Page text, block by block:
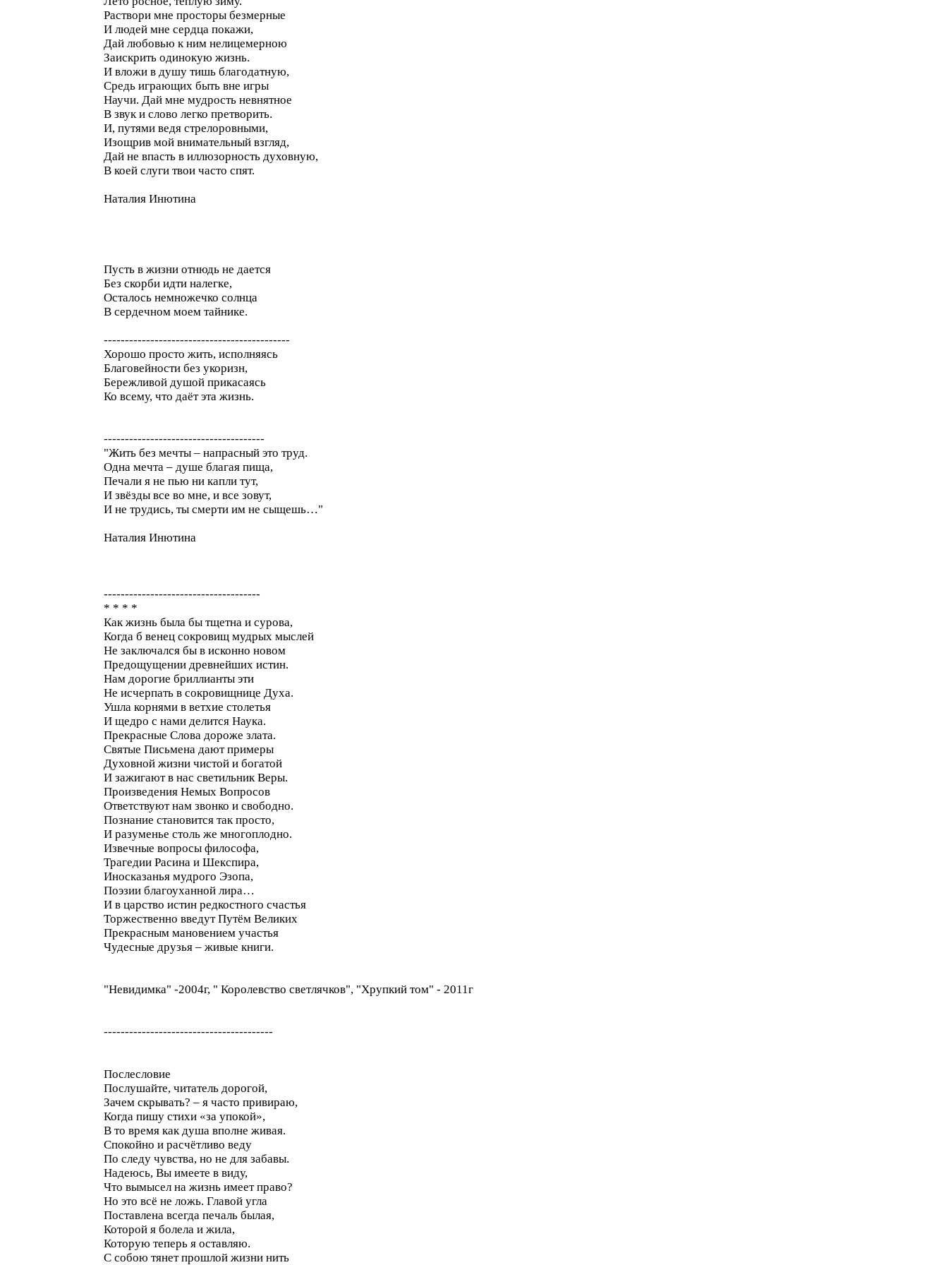
Раствори мне просторы безмерные
И людей мне сердца покажи,
Дай любовью к ним нелицемерною
Заискрить одинокую жизнь.
И вложи в душу тишь благодатную,
Средь играющих быть вне игры
Научи. Дай мне мудрость невнятное
В звук и слово легко претворить.
И, путями ведя стрелоровными,
Изощрив мой внимательный взгляд,
Дай не впасть в иллюзорность духовную,
В коей слуги твои часто спят.
Наталия Инютина
Пусть в жизни отнюдь не дается
Без скорби идти налегке,
Осталось немножечко солнца
В сердечном моем тайнике.
--------------------------------------------
Хорошо просто жить, исполняясь
Благовейности без укоризн,
Бережливой душой прикасаясь
Ко всему, что даёт эта жизнь.
--------------------------------------
"Жить без мечты – напрасный это труд.
Одна мечта – душе благая пища,
Печали я не пью ни капли тут,
И звёзды все во мне, и все зовут,
И не трудись, ты смерти им не сыщешь…"
Наталия Инютина
-------------------------------------
* * * *
Как жизнь была бы тщетна и сурова,
Когда б венец сокровищ мудрых мыслей
Не заключался бы в исконно новом
Предощущении древнейших истин.
Нам дорогие бриллианты эти
Не исчерпать в сокровищнице Духа.
Ушла корнями в ветхие столетья
И щедро с нами делится Наука.
Прекрасные Слова дороже злата.
Святые Письмена дают примеры
Духовной жизни чистой и богатой
И зажигают в нас светильник Веры.
Произведения Немых Вопросов
Ответствуют нам звонко и свободно.
Познание становится так просто,
И разуменье столь же многоплодно.
Извечные вопросы философа,
Трагедии Расина и Шекспира,
Иносказанья мудрого Эзопа,
Поэзии благоуханной лира…
И в царство истин редкостного счастья
Торжественно введут Путём Великих
Прекрасным мановением участья
Чудесные друзья – живые книги.
"Невидимка" -2004г, " Королевство светлячков", "Хрупкий том" - 2011г
----------------------------------------
Послесловие
Послушайте, читатель дорогой,
Зачем скрывать? – я часто привираю,
Когда пишу стихи «за упокой»,
В то время как душа вполне живая.
Спокойно и расчётливо веду
По следу чувства, но не для забавы.
Надеюсь, Вы имеете в виду,
Что вымысел на жизнь имеет право?
Но это всё не ложь. Главой угла
Поставлена всегда печаль былая,
Которой я болела и жила,
Которую теперь я оставляю.
С собою тянет прошлой жизни нить